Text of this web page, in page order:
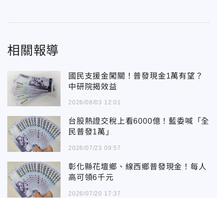
相關報導
國民支援金闖關！普發現金1萬有望？
中研院揭效益
2026/08/03 12:01
台股熱證交稅上看6000億！藍委喊「全
民普發1萬」
2026/07/23 09:57
彰化縣花壇鄉、線西鄉普發現金！每人
高可領6千元
2026/07/20 17:37